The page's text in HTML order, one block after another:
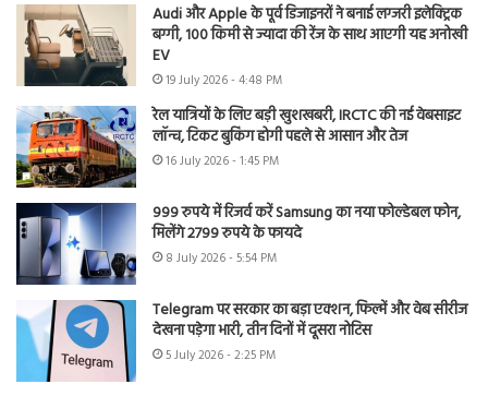
Audi और Apple के पूर्व डिजाइनरों ने बनाई लग्जरी इलेक्ट्रिक
बग्गी, 100 किमी से ज्यादा की रेंज के साथ आएगी यह अनोखी
EV
19 July 2026 - 4:48 PM
रेल यात्रियों के लिए बड़ी खुशखबरी, IRCTC की नई वेबसाइट
लॉन्च, टिकट बुकिंग होगी पहले से आसान और तेज
16 July 2026 - 1:45 PM
999 रुपये में रिजर्व करें Samsung का नया फोल्डेबल फोन,
मिलेंगे 2799 रुपये के फायदे
8 July 2026 - 5:54 PM
Telegram पर सरकार का बड़ा एक्शन, फिल्में और वेब सीरीज
देखना पड़ेगा भारी, तीन दिनों में दूसरा नोटिस
5 July 2026 - 2:25 PM